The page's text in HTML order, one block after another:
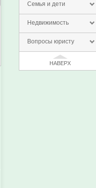
Семья и дети
Недвижимость
Вопросы юристу
НАВЕРХ